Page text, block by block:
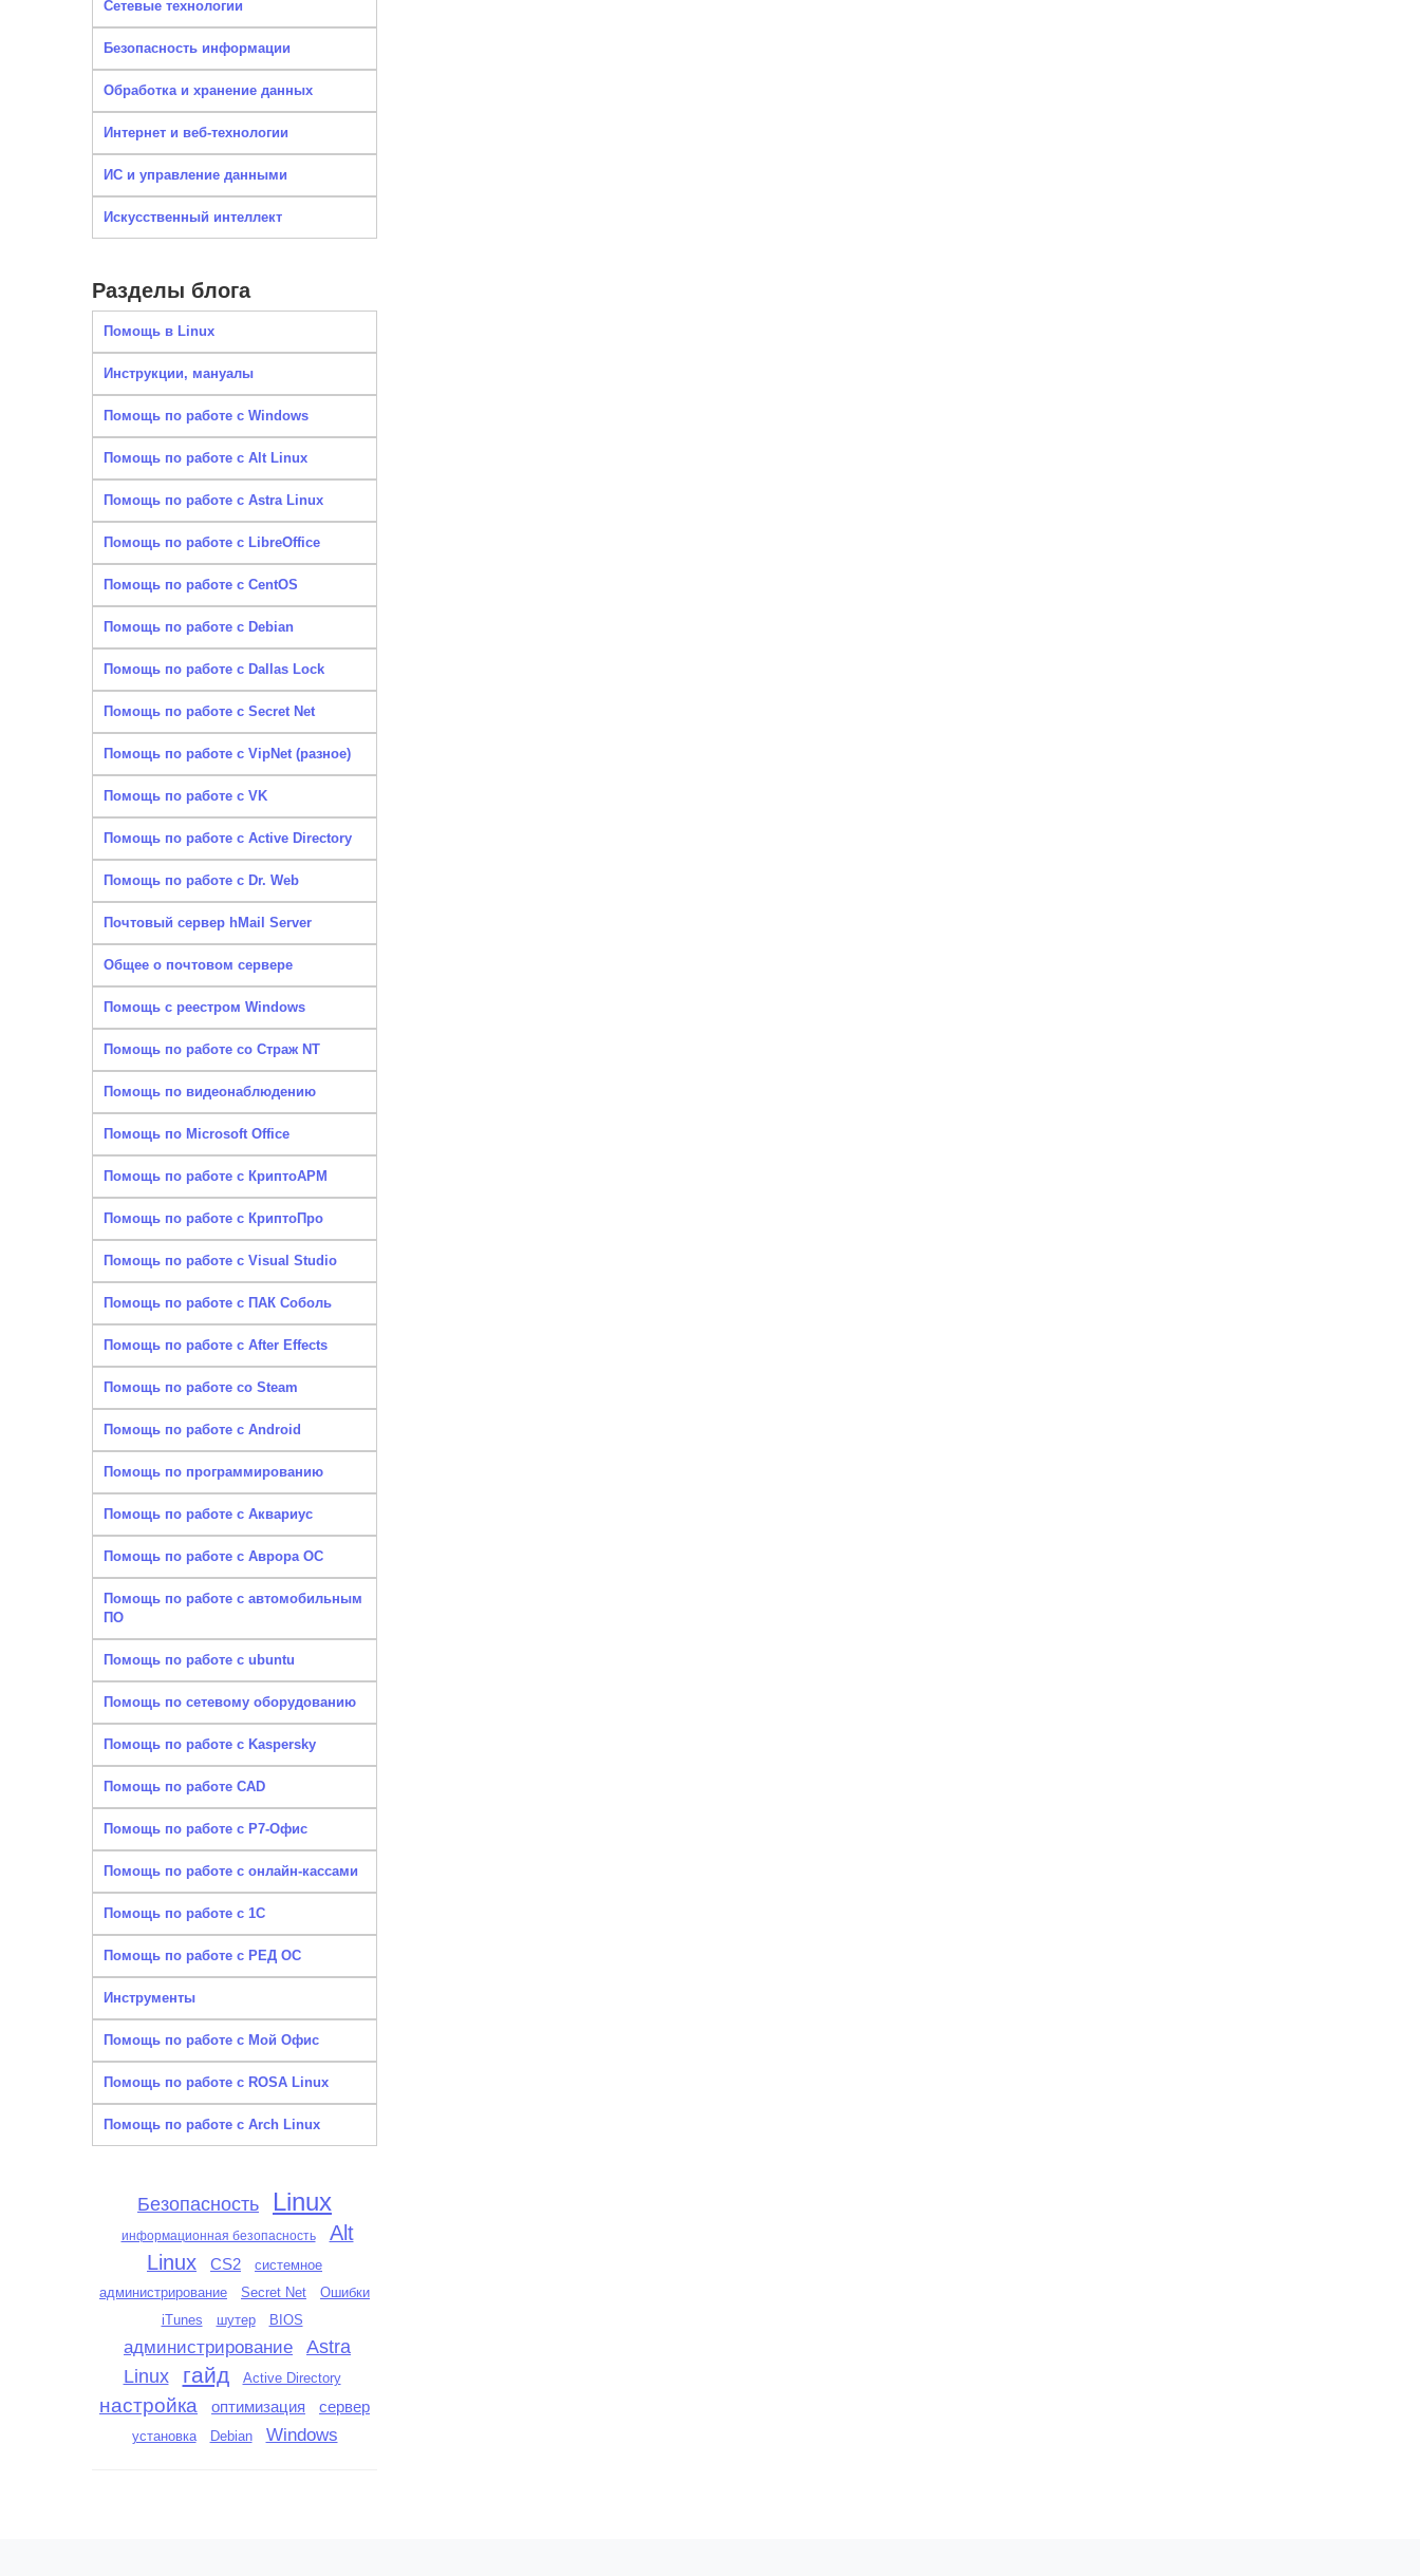
Сетевые технологии
Безопасность информации
Обработка и хранение данных
Интернет и веб-технологии
ИС и управление данными
Искусственный интеллект
Разделы блога
Помощь в Linux
Инструкции, мануалы
Помощь по работе с Windows
Помощь по работе с Alt Linux
Помощь по работе с Astra Linux
Помощь по работе с LibreOffice
Помощь по работе с CentOS
Помощь по работе с Debian
Помощь по работе с Dallas Lock
Помощь по работе с Secret Net
Помощь по работе с VipNet (разное)
Помощь по работе с VK
Помощь по работе с Active Directory
Помощь по работе с Dr. Web
Почтовый сервер hMail Server
Общее о почтовом сервере
Помощь с реестром Windows
Помощь по работе со Страж NT
Помощь по видеонаблюдению
Помощь по Microsoft Office
Помощь по работе с КриптоАРМ
Помощь по работе с КриптоПро
Помощь по работе с Visual Studio
Помощь по работе с ПАК Соболь
Помощь по работе с After Effects
Помощь по работе со Steam
Помощь по работе с Android
Помощь по программированию
Помощь по работе с Аквариус
Помощь по работе с Аврора ОС
Помощь по работе с автомобильным
ПО
Помощь по работе с ubuntu
Помощь по сетевому оборудованию
Помощь по работе с Kaspersky
Помощь по работе CAD
Помощь по работе с Р7-Офис
Помощь по работе с онлайн-кассами
Помощь по работе с 1С
Помощь по работе с РЕД ОС
Инструменты
Помощь по работе с Мой Офис
Помощь по работе с ROSA Linux
Помощь по работе с Arch Linux
Безопасность Linux
информационная безопасность
Alt
Linux
CS2
системное
администрирование
Secret Net
Ошибки
iTunes
шутер BIOS
администрирование
Astra
Linux
гайд Active Directory
настройка оптимизация сервер
установка Debian Windows